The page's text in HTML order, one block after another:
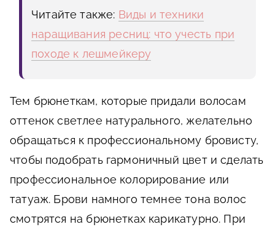
Читайте также: Виды и техники
наращивания ресниц: что учесть при
походе к лешмейкеру
Тем брюнеткам, которые придали волосам
оттенок светлее натурального, желательно
обращаться к профессиональному бровисту,
чтобы подобрать гармоничный цвет и сделать
профессиональное колорирование или
татуаж. Брови намного темнее тона волос
смотрятся на брюнетках карикатурно. При